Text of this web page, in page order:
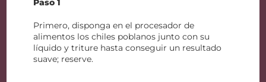
Paso 1
Primero, disponga en el procesador de
alimentos los chiles poblanos junto con su
líquido y triture hasta conseguir un resultado
suave; reserve.